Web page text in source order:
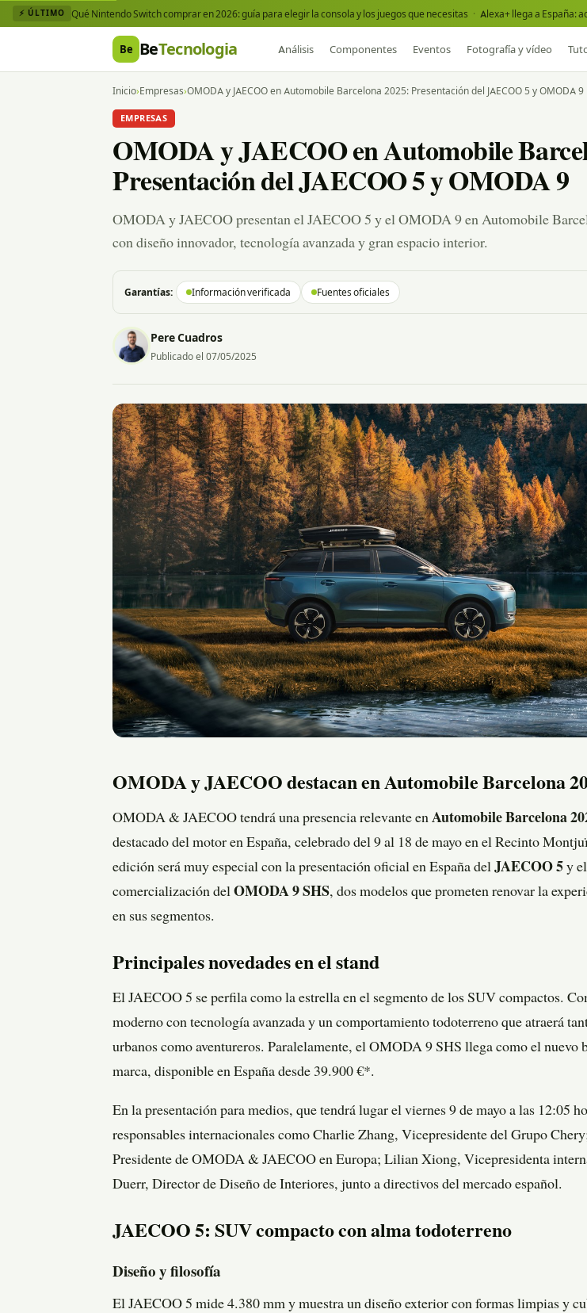
⚡ ÚLTIMO Qué Nintendo Switch comprar en 2026: guía para elegir la consola y los juegos que necesitas · Alexa+ llega a España:
Be BeTecnologia Análisis Componentes Eventos Fotografía y vídeo
Inicio›Empresas›OMODA y JAECOO en Automobile Barcelona 2025: Presentación del JAECOO 5 y OMODA 9
EMPRESAS
OMODA y JAECOO en Automobile
Presentación del JAECOO 5 y OMODA 9
OMODA y JAECOO presentan el JAECOO 5 y el OMODA 9 en Automobile
con diseño innovador, tecnología avanzada y gran espacio interior.
Garantías: Información verificada Fuentes oficiales
Pere Cuadros
Publicado el 07/05/2025
OMODA y JAECOO destacan en Automobile Barcelona
OMODA & JAECOO tendrá una presencia relevante en Automobile Barcelona
destacado del motor en España, celebrado del 9 al 18 de mayo en el Recinto
edición será muy especial con la presentación oficial en España del JAECOO 5 y
comercialización del OMODA 9 SHS, dos modelos que prometen renovar la
en sus segmentos.
Principales novedades en el stand
El JAECOO 5 se perfila como la estrella en el segmento de los SUV compactos.
moderno con tecnología avanzada y un comportamiento todoterreno que atraerá
urbanos como aventureros. Paralelamente, el OMODA 9 SHS llega como el nuevo
marca, disponible en España desde 39.900 €*.
En la presentación para medios, que tendrá lugar el viernes 9 de mayo a las 12:05
responsables internacionales como Charlie Zhang, Vicepresidente del Grupo
Presidente de OMODA & JAECOO en Europa; Lilian Xiong, Vicepresidenta
Duerr, Director de Diseño de Interiores, junto a directivos del mercado español.
JAECOO 5: SUV compacto con alma todoterreno
Diseño y filosofía
El JAECOO 5 mide 4.380 mm y muestra un diseño exterior con formas limpias y